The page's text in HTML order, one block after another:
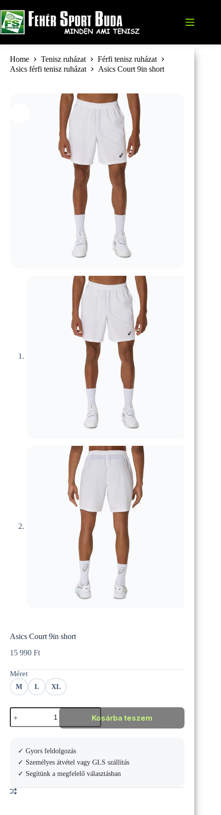
to
content
Home Tenisz ruházat
Férfi tenisz ruházat
Asics férfi tenisz ruházat
Asics Court 9in short
Asics Court 9in short
15 990 Ft
Méret
M L XL
Asics
Court
9in
Kosárba teszem
✓ Gyors feldolgozás
✓ Személyes átvétel vagy GLS szállítás
✓ Segítünk a megfelelő választásban